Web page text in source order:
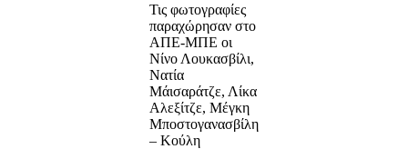
Τις φωτογραφίες
παραχώρησαν στο
ΑΠΕ-ΜΠΕ οι
Νίνο Λουκασβίλι,
Νατία
Μάισαράτζε, Λίκα
Αλεξίτζε, Μέγκη
Μποστογανασβίλη
– Κούλη